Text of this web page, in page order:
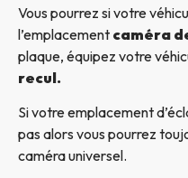
Vous pourrez si votre
l’emplacement caméra
plaque, équipez votre
recul.
Si votre emplacement
pas alors vous pourrez
caméra universel.